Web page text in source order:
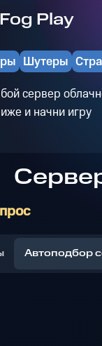
Play
Шутеры
сервер
и начни игру
Автоподбор